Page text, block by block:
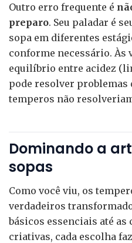
Outro erro frequente é
preparo. Seu paladar é
sopa em diferentes
conforme necessário. Às
equilíbrio entre acidez
pode resolver problemas
temperos não
Dominando a
sopas
Como você viu, os
verdadeiros
básicos essenciais até as
criativas, cada escolha